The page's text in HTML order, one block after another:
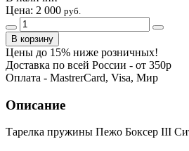
Цена: 2 000 руб.
Цены до 15% ниже розничных!
Доставка по всей России - от 350р
Оплата - MastrerCard, Visa, Мир
Описание
Тарелка пружины Пежо Боксер III